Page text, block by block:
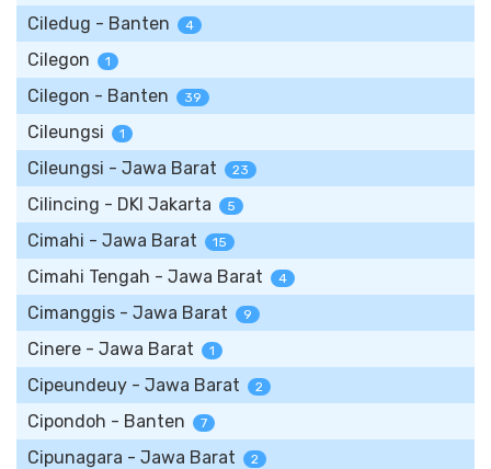
Ciledug - Banten 4
Cilegon 1
Cilegon - Banten 39
Cileungsi 1
Cileungsi - Jawa Barat 23
Cilincing - DKI Jakarta 5
Cimahi - Jawa Barat 15
Cimahi Tengah - Jawa Barat 4
Cimanggis - Jawa Barat 9
Cinere - Jawa Barat 1
Cipeundeuy - Jawa Barat 2
Cipondoh - Banten 7
Cipunagara - Jawa Barat 2